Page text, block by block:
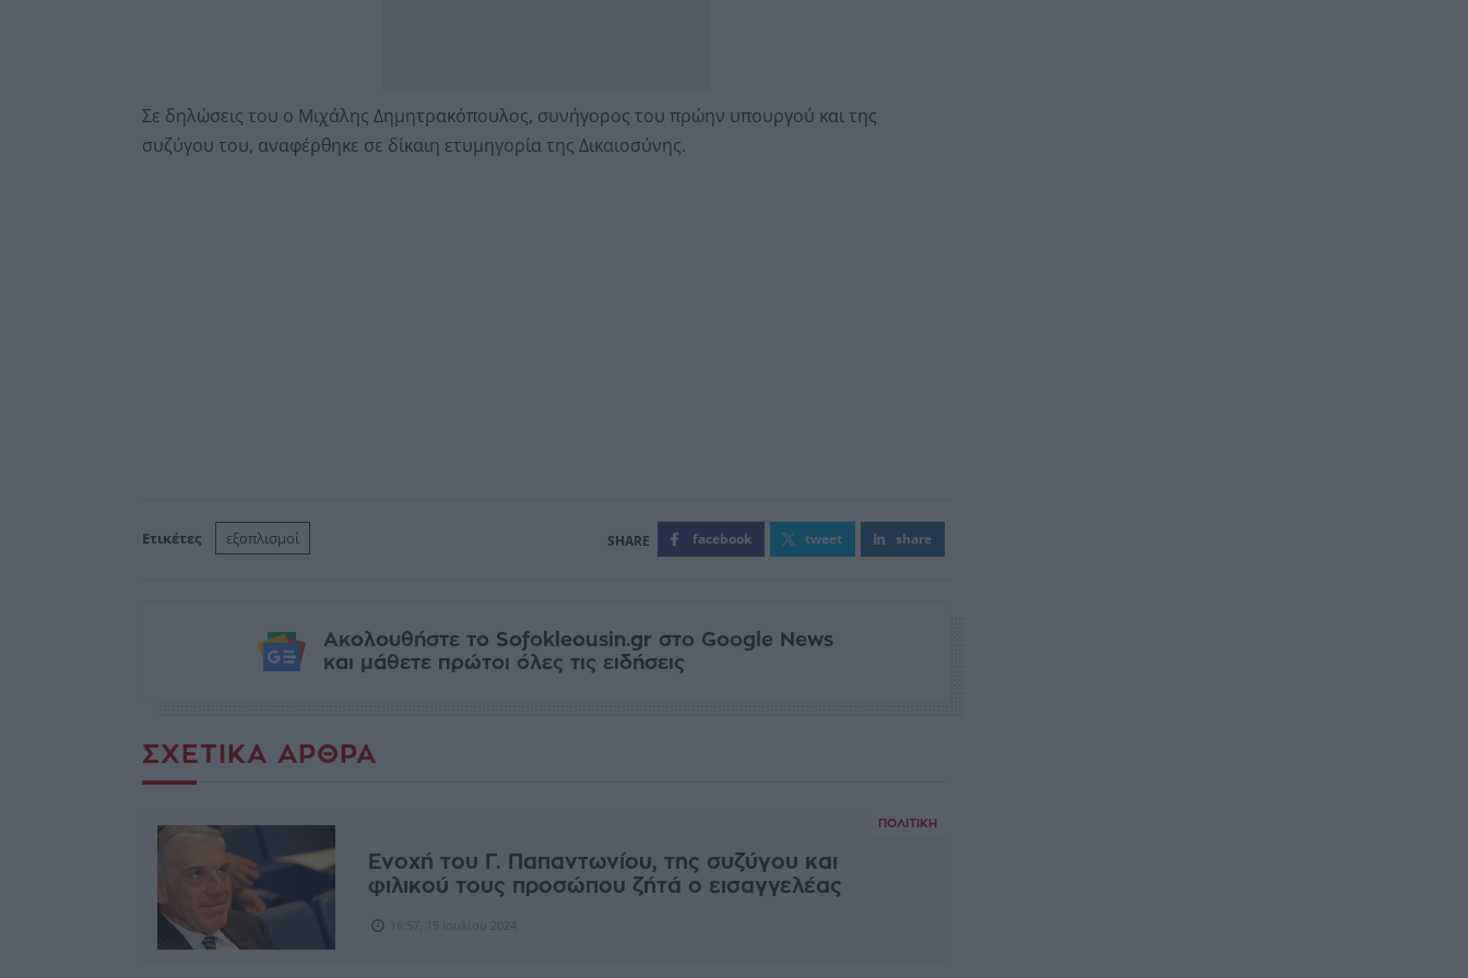
Σε δηλώσεις του ο Μιχάλης Δημητρακόπουλος, συνήγορος του πρώην υπουργού και της
συζύγου του, αναφέρθηκε σε δίκαιη ετυμηγορία της Δικαιοσύνης.
Ετικέτες εξοπλισμοί facebook tweet share
Ακολουθήστε το Sofokleousin.gr στο Google News
και μάθετε πρώτοι όλες τις ειδήσεις
ΣΧΕΤΙΚΆ ΆΡΘΡΑ
ΠΟΛΙΤΙΚΉ
Ενοχή του Γ. Παπαντωνίου, της συζύγου και
φιλικού τους προσώπου ζήτά ο εισαγγελέας